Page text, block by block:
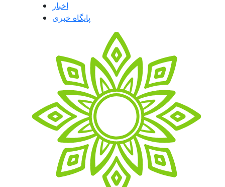
اخبار
پایگاه خبری